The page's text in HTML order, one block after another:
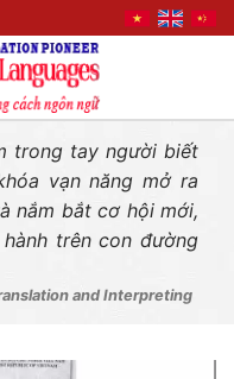
trong tay người biết
vạn năng mở ra
nắm bắt cơ hội mới,
trên con đường
and Interpreting